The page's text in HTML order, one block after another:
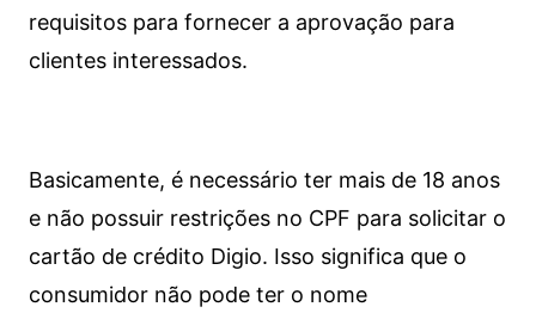
requisitos para fornecer a aprovação para
clientes interessados.
Basicamente, é necessário ter mais de 18 anos
e não possuir restrições no CPF para solicitar o
cartão de crédito Digio. Isso significa que o
consumidor não pode ter o nome